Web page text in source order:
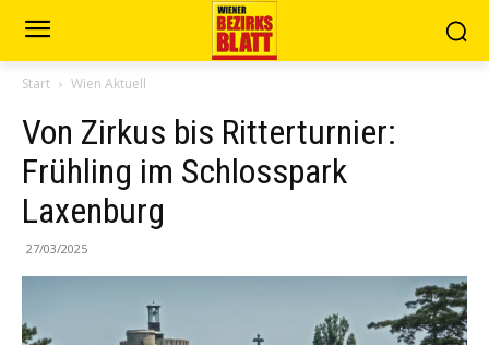
Start Wien Aktuell
Von Zirkus bis Ritterturnier:
Frühling im Schlosspark
Laxenburg
27/03/2025